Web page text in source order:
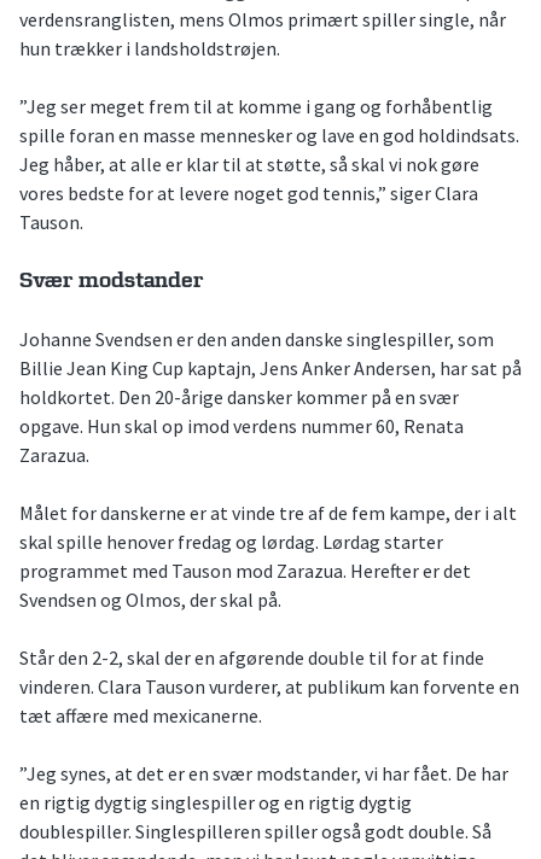
verdensranglisten, mens Olmos primært spiller single, når
hun trækker i landsholdstrøjen.
”Jeg ser meget frem til at komme i gang og forhåbentlig
spille foran en masse mennesker og lave en god holdindsats.
Jeg håber, at alle er klar til at støtte, så skal vi nok gøre
vores bedste for at levere noget god tennis,” siger Clara
Tauson.
Svær modstander
Johanne Svendsen er den anden danske singlespiller, som
Billie Jean King Cup kaptajn, Jens Anker Andersen, har sat på
holdkortet. Den 20-årige dansker kommer på en svær
opgave. Hun skal op imod verdens nummer 60, Renata
Zarazua.
Målet for danskerne er at vinde tre af de fem kampe, der i alt
skal spille henover fredag og lørdag. Lørdag starter
programmet med Tauson mod Zarazua. Herefter er det
Svendsen og Olmos, der skal på.
Står den 2-2, skal der en afgørende double til for at finde
vinderen. Clara Tauson vurderer, at publikum kan forvente en
tæt affære med mexicanerne.
”Jeg synes, at det er en svær modstander, vi har fået. De har
en rigtig dygtig singlespiller og en rigtig dygtig
doublespiller. Singlespilleren spiller også godt double. Så